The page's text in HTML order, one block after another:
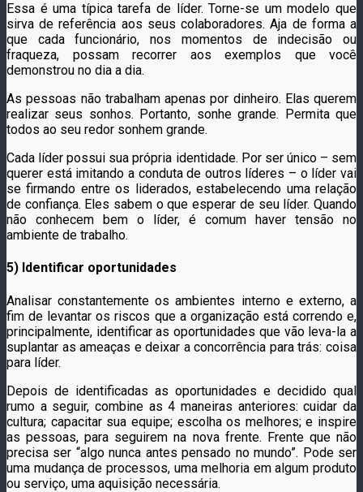
Essa é uma típica tarefa de líder. Torne-se um modelo que
sirva de referência aos seus colaboradores. Aja de forma a
que cada funcionário, nos momentos de indecisão ou
fraqueza, possam recorrer aos exemplos que você
demonstrou no dia a dia.
As pessoas não trabalham apenas por dinheiro. Elas querem
realizar seus sonhos. Portanto, sonhe grande. Permita que
todos ao seu redor sonhem grande.
Cada líder possui sua própria identidade. Por ser único – sem
querer está imitando a conduta de outros líderes – o líder vai
se firmando entre os liderados, estabelecendo uma relação
de confiança. Eles sabem o que esperar de seu líder. Quando
não conhecem bem o líder, é comum haver tensão no
ambiente de trabalho.
5) Identificar oportunidades
Analisar constantemente os ambientes interno e externo, a
fim de levantar os riscos que a organização está correndo e,
principalmente, identificar as oportunidades que vão leva-la a
suplantar as ameaças e deixar a concorrência para trás: coisa
para líder.
Depois de identificadas as oportunidades e decidido qual
rumo a seguir, combine as 4 maneiras anteriores: cuidar da
cultura; capacitar sua equipe; escolha os melhores; e inspire
as pessoas, para seguirem na nova frente. Frente que não
precisa ser “algo nunca antes pensado no mundo”. Pode ser
uma mudança de processos, uma melhoria em algum produto
ou serviço, uma aquisição necessária.